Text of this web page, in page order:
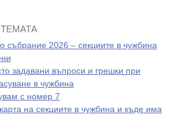
събрание 2026 – секциите в чужбина
задавани въпроси и грешки при
в чужбина
с номер 7
на секциите в чужбина и къде има